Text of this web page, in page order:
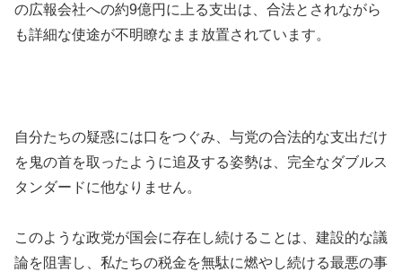
の広報会社への約9億円に上る支出は、合法とされながら
も詳細な使途が不明瞭なまま放置されています。
自分たちの疑惑には口をつぐみ、与党の合法的な支出だけ
を鬼の首を取ったように追及する姿勢は、完全なダブルス
タンダードに他なりません。
このような政党が国会に存在し続けることは、建設的な議
論を阻害し、私たちの税金を無駄に燃やし続ける最悪の事